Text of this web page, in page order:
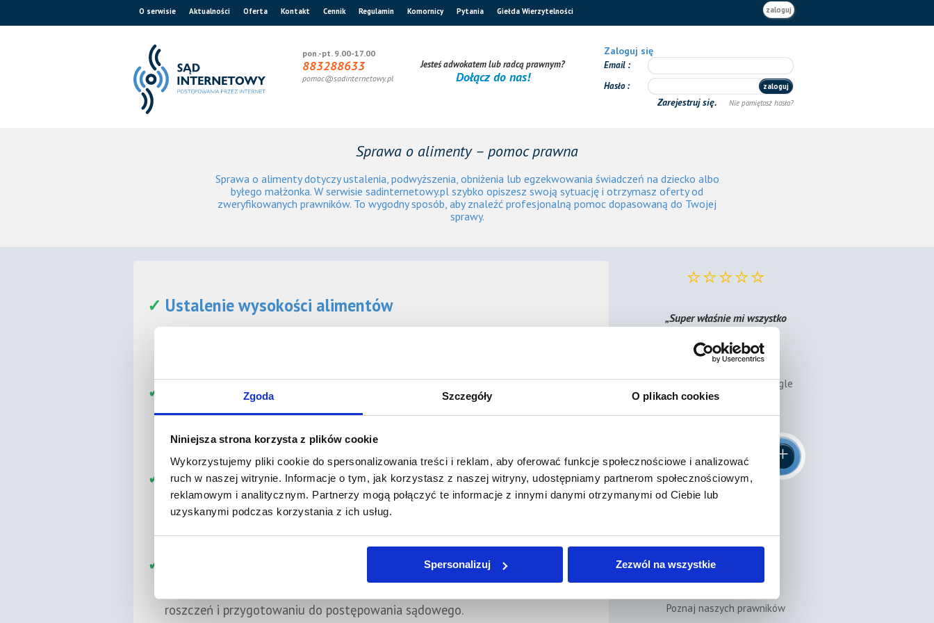
Zgoda Szczegóły O plikach cookies
Niniejsza strona korzysta z plików cookie
Wykorzystujemy pliki cookie do spersonalizowania treści i reklam, aby oferować funkcje społecznościowe i analizować
ruch w naszej witrynie. Informacje o tym, jak korzystasz z naszej witryny, udostępniamy partnerom społecznościowym,
reklamowym i analitycznym. Partnerzy mogą połączyć te informacje z innymi danymi otrzymanymi od Ciebie lub
uzyskanymi podczas korzystania z ich usług.
Spersonalizuj Zezwól na wszystkie
O serwisie Aktualności Oferta Kontakt Cennik Regulamin Komornicy Pytania Giełda Wierzytelności zaloguj
pon.-pt. 9.00-17.00
883288633
pomoc@sadinternetowy.pl
Jesteś adwokatem lub radcą prawnym?
Dołącz do nas!
Zaloguj się
Email
Hasło
zaloguj
Zarejestruj się. Nie pamiętasz hasła?
Sprawa o alimenty – pomoc prawna
Sprawa o alimenty dotyczy ustalenia, podwyższenia, obniżenia lub egzekwowania świadczeń na dziecko albo
byłego małżonka. W serwisie sadinternetowy.pl szybko opiszesz swoją sytuację i otrzymasz oferty od
zweryfikowanych prawników. To wygodny sposób, aby znaleźć profesjonalną pomoc dopasowaną do Twojej
sprawy.
✓ Ustalenie wysokości alimentów
Prawnik pomoże ocenić potrzeby uprawnionego i możliwości finansowe
✓ Podwyższenie lub obniżenie
Jeśli zmieniła się sytuacja życiowa lub majątkowa, otrzymasz wsparcie w
przygotowaniu wniosku o zmianę alimentów.
✓ Pomoc przy zaległościach
Specjalista wyjaśni, jak dochodzić zaległych alimentów i jakie kroki
✓
roszczeń i przygotowaniu do postępowania sądowego.
⭐⭐⭐⭐⭐
„Super właśnie mi wszystko
pomoc!!"
Zobacz nasze oceny w Google
Znajdź prawnika
„Konkretny Mecenas.
Polecam."
Poznaj naszych prawników